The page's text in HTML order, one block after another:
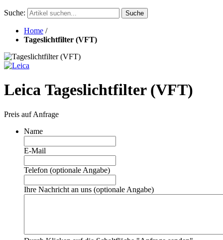
Suche: Suche
Home /
Tageslichtfilter (VFT)
Leica Tageslichtfilter (VFT)
Preis auf Anfrage
Name
E-Mail
Telefon (optionale Angabe)
Ihre Nachricht an uns (optionale Angabe)